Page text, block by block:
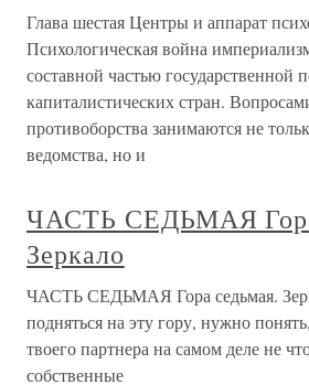
Глава шестая Центры и аппарат
Психологическая война
составной частью государственной
капиталистических стран.
противоборства занимаются не
ведомства, но и
ЧАСТЬ СЕДЬМАЯ
Зеркало
ЧАСТЬ СЕДЬМАЯ Гора седьмая.
подняться на эту гору, нужно
твоего партнера на самом деле не
собственные